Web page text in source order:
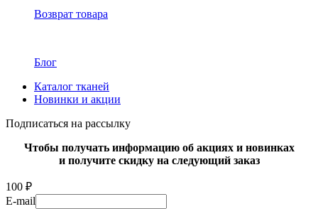
Возврат товара
Блог
Каталог тканей
Новинки и акции
Подписаться на рассылку
Чтобы получать информацию об акциях и новинках
и получите скидку на следующий заказ
100 ₽
E-mail